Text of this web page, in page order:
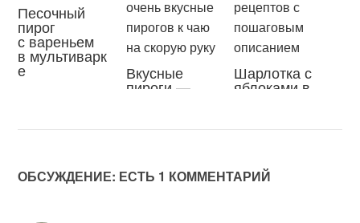
Песочный
пирог
с вареньем
в мультиварк
е Вкусные
пироги —
очень
на скорую
руку
Шарлотка с
яблоками в
рецептов с
ОБСУЖДЕНИЕ: ЕСТЬ 1 КОММЕНТАРИЙ